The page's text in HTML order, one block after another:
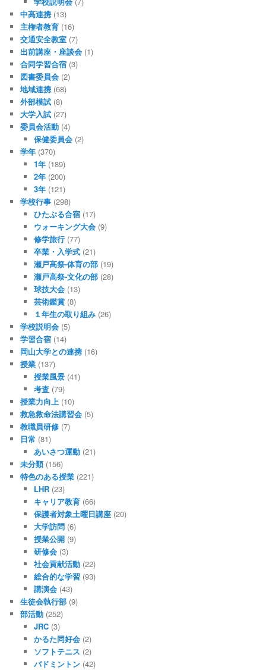
中高連携 (13)
主権者教育 (16)
交通安全教室 (7)
出前講座・座談会 (1)
合同学習合宿 (3)
図書委員会 (2)
地域連携 (68)
外部模試 (8)
大学入試 (27)
委員会活動 (4)
保健委員会(2)
学年 (370)
1年(189)
2年(200)
3年(121)
学校行事 (298)
ひたぶる合宿(17)
ウォーキング大会(9)
修学旅行(77)
卒業・入学式(21)
瀬戸高祭-体育の部(19)
瀬戸高祭-文化の部(28)
球技大会(13)
芸術鑑賞(8)
１年生の取り組み(26)
学校説明会 (5)
学習合宿 (14)
岡山大学との連携 (16)
授業 (137)
授業風景(41)
考査(79)
授業力向上 (10)
救急救命法講習会 (5)
教職員研修 (7)
日常 (81)
あいさつ運動(21)
未分類(156)
特色のある授業 (221)
LHR(23)
キャリア教育(66)
保護者対象土曜日講座(20)
大学訪問(6)
授業公開(9)
研修会(3)
社会貢献活動(22)
総合的な学習(93)
講演会(43)
生徒会執行部 (9)
部活動 (252)
JRC(3)
かるた同好会(2)
ソフトテニス (2)
バドミントン(42)